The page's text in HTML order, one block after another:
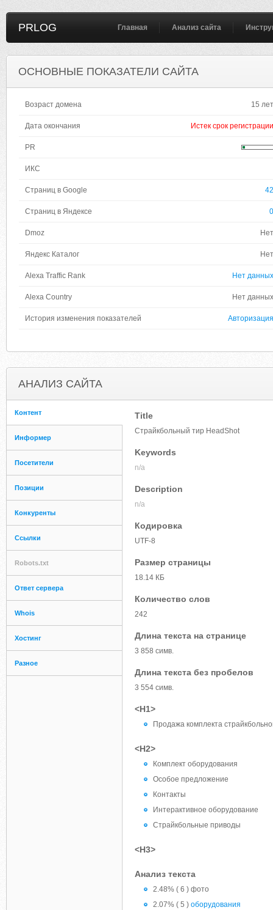
PRLOG Главная Анализ сайта
ОСНОВНЫЕ ПОКАЗАТЕЛИ САЙТА
Возраст домена 15 лет
Дата окончания Истек срок регистрации
PR
ИКС
Страниц в Google 42
Страниц в Яндексе 0
Dmoz Нет
Яндекс Каталог Нет
Alexa Traffic Rank Нет данных
Alexa Country Нет данных
История изменения показателей Авторизация
АНАЛИЗ САЙТА
Контент
Информер
Посетители
Позиции
Конкуренты
Ссылки
Robots.txt
Ответ сервера
Whois
Хостинг
Разное
Title
Страйкбольный тир HeadShot
Keywords
n/a
Description
n/a
Кодировка
UTF-8
Размер страницы
18.14 КБ
Количество слов
242
Длина текста на странице
3 858 симв.
Длина текста без пробелов
3 554 симв.
<H1>
Продажа комплекта
<H2>
Комплект оборудования
Особое предложение
Контакты
Интерактивное оборудование
Страйкбольные приводы
<H3>
Анализ текста
2.48% ( 6 ) фото
2.07% ( 5 ) оборудования